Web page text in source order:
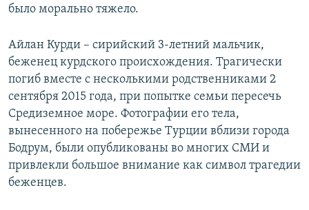
было морально тяжело.
Айлан Курди – сирийский 3-летний мальчик,
беженец курдского происхождения. Трагически
погиб вместе с несколькими родственниками 2
сентября 2015 года, при попытке семьи пересечь
Средиземное море. Фотографии его тела,
вынесенного на побережье Турции вблизи города
Бодрум, были опубликованы во многих СМИ и
привлекли большое внимание как символ трагедии
беженцев.